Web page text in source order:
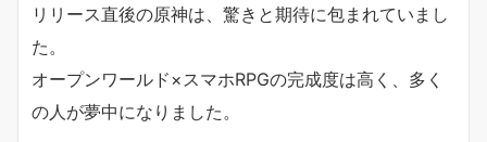
リリース直後の原神は、驚きと期待に包まれていまし
た。
オープンワールド×スマホRPGの完成度は高く、多く
の人が夢中になりました。